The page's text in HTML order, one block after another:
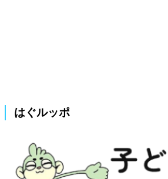
はぐルッポ